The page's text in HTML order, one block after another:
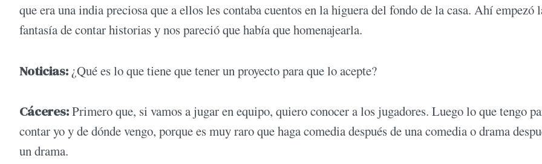
que era una india preciosa que a ellos les contaba cuentos en la higuera del fondo de la casa. Ahí empezó
fantasía de contar historias y nos pareció que había que homenajearla.
Noticias: ¿Qué es lo que tiene que tener un proyecto para que lo acepte?
Cáceres:Primero que, si vamos a jugar en equipo, quiero conocer a los jugadores. Luego lo que tengo
contar yo y de dónde vengo, porque es muy raro que haga comedia después de una comedia o drama
un drama.